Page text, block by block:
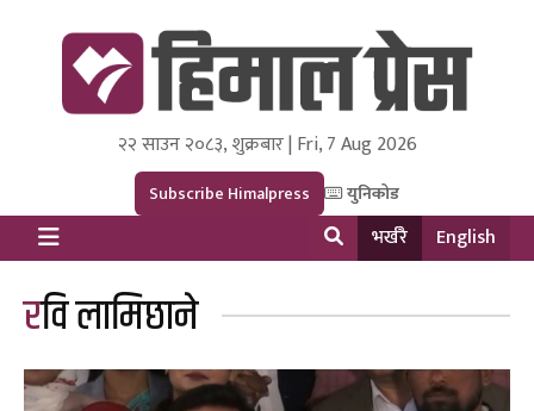
Himal Press
Dot NewsyNepal Media and Research Pvt Ltd.
२२ साउन २०८३, शुक्रबार | Fri, 7 Aug 2026
Subscribe Himalpress युनिकोड
भर्खरै English
रवि लामिछाने